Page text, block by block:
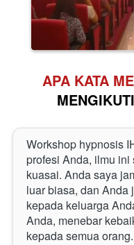
APA KATA
Workshop hypnosis
profesi Anda, ilmu
kuasai. Anda saya
luar biasa, dan Anda
kepada keluarga
Anda, menebar
kepada semua orang.